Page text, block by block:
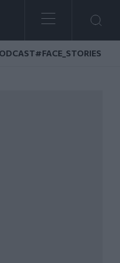
#FACE_STORIES